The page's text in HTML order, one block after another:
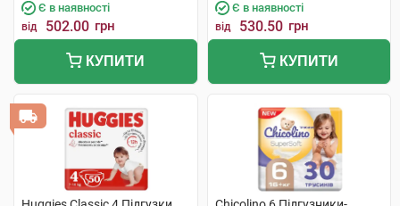
Є в наявності
від 502.00 грн
КУПИТИ
Є в наявності
від 530.50 грн
КУПИТИ